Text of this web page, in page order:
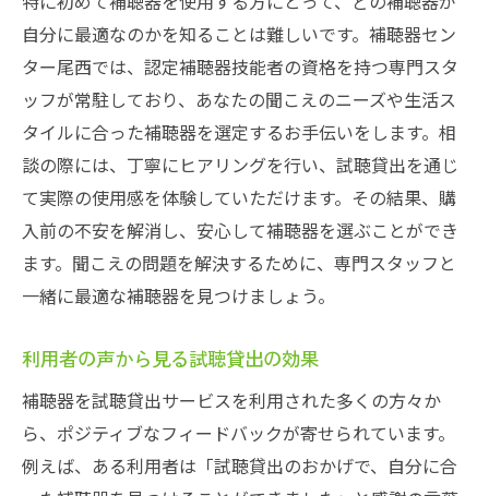
自分に最適なのかを知ることは難しいです。補聴器セン
ター尾西では、認定補聴器技能者の資格を持つ専門スタ
ッフが常駐しており、あなたの聞こえのニーズや生活ス
タイルに合った補聴器を選定するお手伝いをします。相
談の際には、丁寧にヒアリングを行い、試聴貸出を通じ
て実際の使用感を体験していただけます。その結果、購
入前の不安を解消し、安心して補聴器を選ぶことができ
ます。聞こえの問題を解決するために、専門スタッフと
一緒に最適な補聴器を見つけましょう。
利用者の声から見る試聴貸出の効果
補聴器を試聴貸出サービスを利用された多くの方々か
ら、ポジティブなフィードバックが寄せられています。
例えば、ある利用者は「試聴貸出のおかげで、自分に合